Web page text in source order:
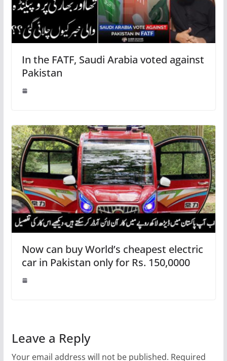
In the FATF, Saudi Arabia voted against
Pakistan
Now can buy World’s cheapest electric
car in Pakistan only for Rs. 150,0000
Leave a Reply
Your email address will not be published. Required